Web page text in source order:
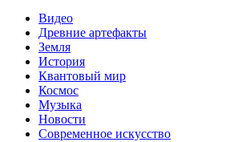
Видео
Древние артефакты
Земля
История
Квантовый мир
Космос
Музыка
Новости
Современное искусство